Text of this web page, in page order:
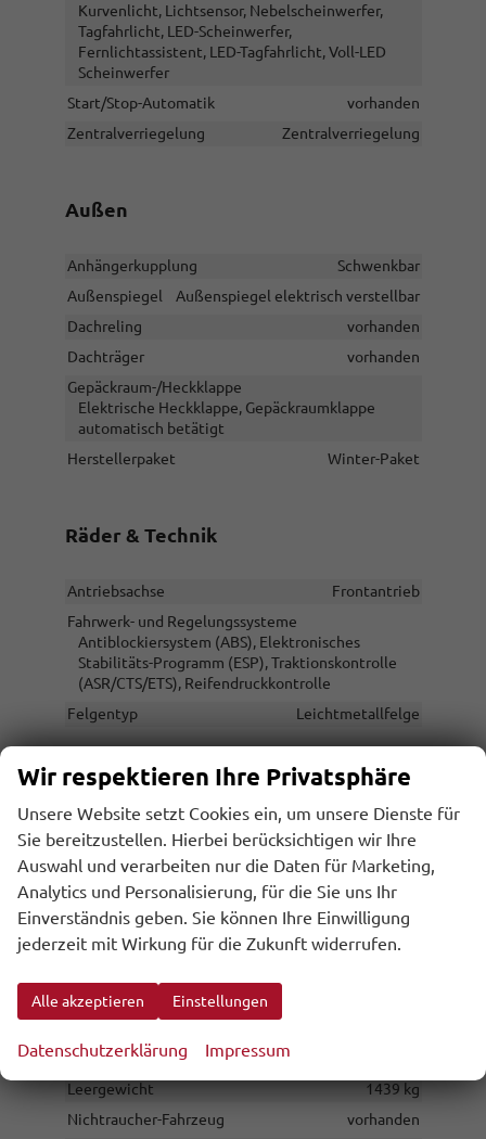
Kurvenlicht, Lichtsensor, Nebelscheinwerfer,
Tagfahrlicht, LED-Scheinwerfer,
Fernlichtassistent, LED-Tagfahrlicht, Voll-LED
Scheinwerfer
Start/Stop-Automatik
vorhanden
Zentralverriegelung
Zentralverriegelung
Außen
Anhängerkupplung
Schwenkbar
Außenspiegel
Außenspiegel elektrisch verstellbar
Dachreling
vorhanden
Dachträger
vorhanden
Gepäckraum-/Heckklappe
Elektrische Heckklappe, Gepäckraumklappe
automatisch betätigt
Herstellerpaket
Winter-Paket
Räder & Technik
Antriebsachse
Frontantrieb
Fahrwerk- und Regelungssysteme
Antiblockiersystem (ABS), Elektronisches
Stabilitäts-Programm (ESP), Traktionskontrolle
(ASR/CTS/ETS), Reifendruckkontrolle
Felgentyp
Leichtmetallfelge
Sonstiges
Antriebsart
Verbrennungsmotor (ICE)
Anzahl Sitzplätze
5
Erstzulassung
31.07.2026
Innenausstattung
Lackierung
Leergewicht
1439 kg
Nichtraucher-Fahrzeug
vorhanden
Wir respektieren Ihre Privatsphäre
Unsere Website setzt Cookies ein, um unsere Dienste für
Sie bereitzustellen. Hierbei berücksichtigen wir Ihre
Auswahl und verarbeiten nur die Daten für Marketing,
Analytics und Personalisierung, für die Sie uns Ihr
Einverständnis geben. Sie können Ihre Einwilligung
jederzeit mit Wirkung für die Zukunft widerrufen.
Alle akzeptieren Einstellungen
Datenschutzerklärung Impressum